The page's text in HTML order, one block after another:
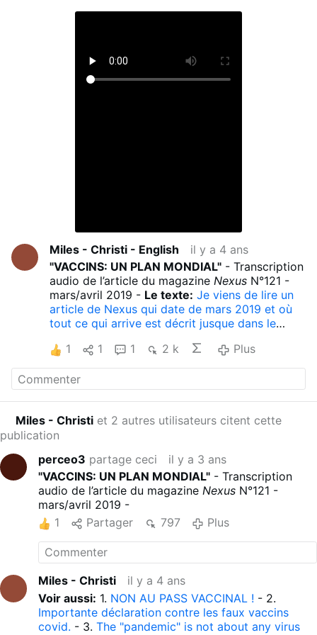
Miles - Christi - English
il y a 4 ans
"VACCINS: UN PLAN MONDIAL" - Transcription
audio de l’article du magazineNexus N°121 -
mars/avril 2019 - Le texte: Je viens de lire un
article de Nexus qui date de mars 2019 et où
tout ce qui arrive est décrit jusque dans le
mondial- 2.
calameo.com/books/0046846990d451789663
e-Voir aussi :
- Magazine Nexus N°121, mars/avril 2019 - 1.
Simulacro de pandemia de coronavirus
organizado por la F…
Revista francesa NEXUS, marzo de 2019 - …
Pour plus d'information :1.Un an de Tyrannie
Sanitaire Mondiale.- 2.Totalitarisme Sanitaire
Brutal.- 3.Tyrannie Sanitaire Mondiale
Radio-Québec - Nuremberg 2.0, les procès
la clique de Davos
Fouché explique pourquoi il ne se fera pas
vacciner -…- 7. La fraude du test PCR et de la
"pandémie" de covid - Dossier préparé par
Germán Sarlangue.- 8.VACCINATION COVID-
19, LE CRIME PARFAIT- 9. HOLD-UP - Retour
1 1 1 2 k Plus
Miles - Christi et 2 autres utilisateurs citent cette
publication
perceo3 partage ceci
il y a 3 ans
"VACCINS: UN PLAN MONDIAL" - Transcription
audio de l’article du magazineNexus N°121 -
mars/avril 2019 -
1
Partager 797 Plus
Miles - Christi
il y a 4 ans
Voir aussi: 1. NON AU PASS VACCINAL ! - 2.
Importante déclaration contre les faux vaccins
covid. - 3.The "pandemic" is not about any virus